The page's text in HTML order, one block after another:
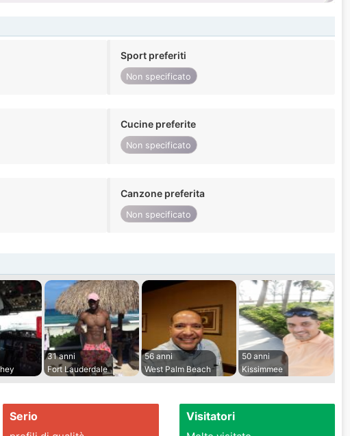
Sport preferiti
Non specificato
Cucine preferite
Non specificato
Canzone preferita
Non specificato
31 anni
Fort Lauderdale
56 anni
West Palm Beach
50 anni
Kissimmee
Serio Visitatori